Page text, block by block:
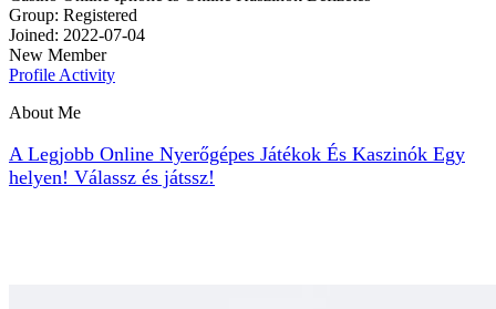
Group: Registered
Joined: 2022-07-04
New Member
Profile Activity
About Me
A Legjobb Online Nyerőgépes Játékok És Kaszinók Egy
helyen! Válassz és játssz!